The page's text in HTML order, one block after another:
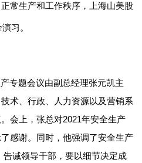
常生产和工作秩序，上海山美股
习。
专题会议由副总经理张元凯主
术、行政、人力资源以及营销系
会上，张总对2021年安全生产
感谢。同时，他强调了安全生产
诫领导干部，要以细节决定成